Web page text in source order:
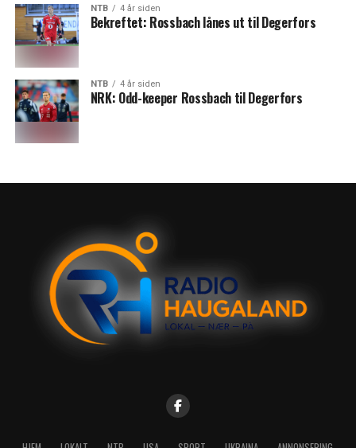
NTB 4 år siden
Bekreftet: Rossbach lånes ut til Degerfors
NTB 4 år siden
NRK: Odd-keeper Rossbach til Degerfors